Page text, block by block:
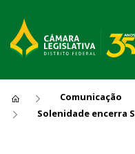
Comunicação